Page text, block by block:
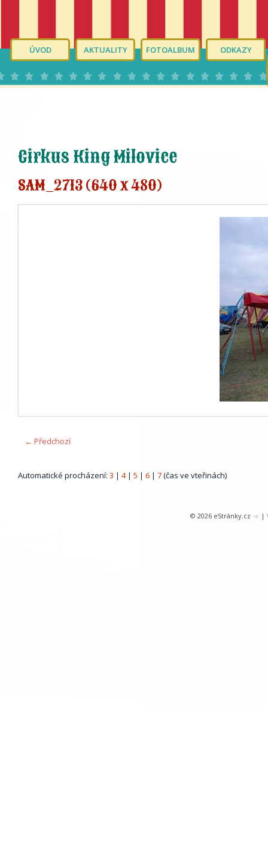
ÚVOD AKTUALITY FOTOALBUM ODKAZY
Cirkus King Milovice
SAM_2713 (640 x 480)
← Předchozí
Automatické procházení: 3 | 4| 5 | 6 | 7(čas ve vteřinách)
© 2026 eStránky.cz |